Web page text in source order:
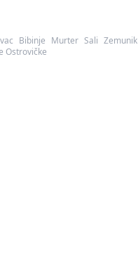
Bibinje Murter Sali Zemunik
Ostrovičke